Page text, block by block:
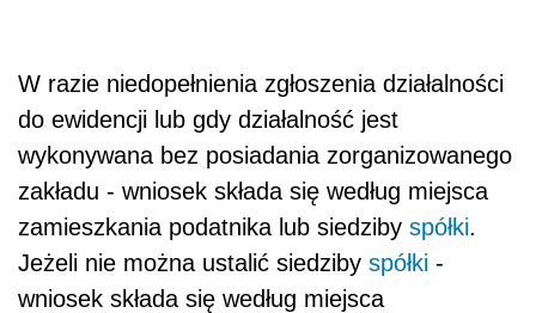
W razie niedopełnienia zgłoszenia działalności
do ewidencji lub gdy działalność jest
wykonywana bez posiadania zorganizowanego
zakładu - wniosek składa się według miejsca
zamieszkania podatnika lub siedziby spółki.
Jeżeli nie można ustalić siedziby spółki -
wniosek składa się według miejsca